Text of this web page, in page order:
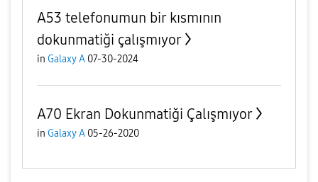
A53 telefonumun bir kısmının
dokunmatiği çalışmıyor
in Galaxy A 07-30-2024
A70 Ekran Dokunmatiği Çalışmıyor
in Galaxy A 05-26-2020